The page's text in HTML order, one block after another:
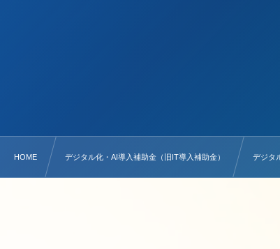
HOME デジタル化・AI導入補助金（旧IT導入補助金） デジタ